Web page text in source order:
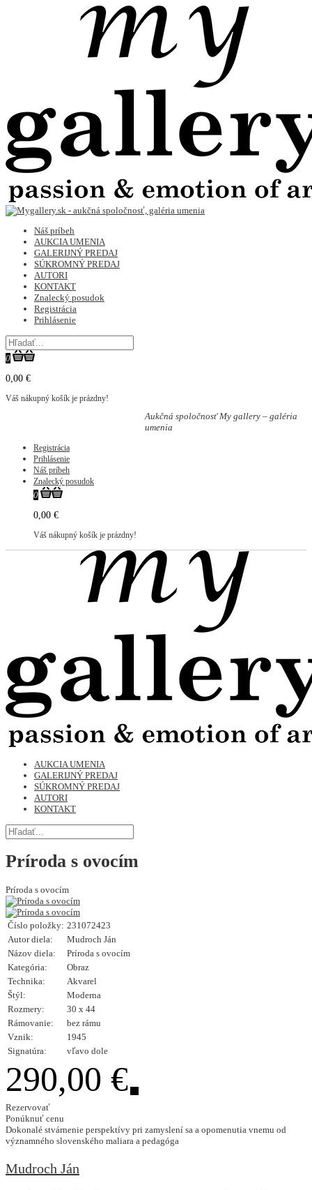
Náš príbeh
AUKCIA UMENIA
GALERIJNÝ PREDAJ
SÚKROMNÝ PREDAJ
AUTORI
KONTAKT
Znalecký posudok
Registrácia
Prihlásenie
0
0,00 €
Váš nákupný košík je prázdny!
Aukčná spoločnosť My gallery – galéria
umenia
Registrácia
Prihlásenie
Náš príbeh
Znalecký posudok
0
0,00 €
Váš nákupný košík je prázdny!
AUKCIA UMENIA
GALERIJNÝ PREDAJ
SÚKROMNÝ PREDAJ
AUTORI
KONTAKT
Príroda s ovocím
Príroda s ovocím
Číslo položky: 231072423
Autor diela:
Mudroch Ján
Názov diela:
Príroda s ovocím
Kategória:
Obraz
Technika:
Akvarel
Štýl:
Moderna
Rozmery:
30 x 44
Rámovanie:
bez rámu
Vznik:
1945
Signatúra:
vľavo dole
290,00 €
Rezervovať
Ponúknuť cenu
Dokonalé stvárnenie perspektívy pri zamyslení sa a opomenutia vnemu od
významného slovenského maliara a pedagóga
Mudroch Ján